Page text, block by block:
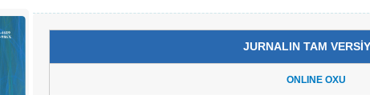
JURNALIN TAM
ONLINE OXU